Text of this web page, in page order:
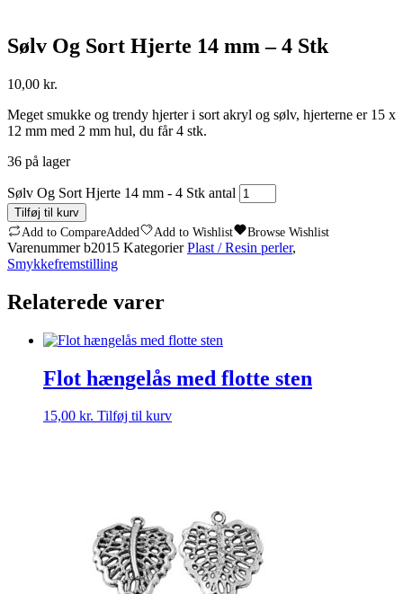
Sølv Og Sort Hjerte 14 mm – 4 Stk
10,00 kr.
Meget smukke og trendy hjerter i sort akryl og sølv, hjerterne er 15 x
12 mm med 2 mm hul, du får 4 stk.
36 på lager
Sølv Og Sort Hjerte 14 mm - 4 Stk antal
Tilføj til kurv
Add to CompareAdded Add to Wishlist Browse Wishlist
Varenummerb2015 Kategorier Plast / Resin perler,
Smykkefremstilling
Relaterede varer
Flot hængelås med flotte sten
15,00 kr. Tilføj til kurv